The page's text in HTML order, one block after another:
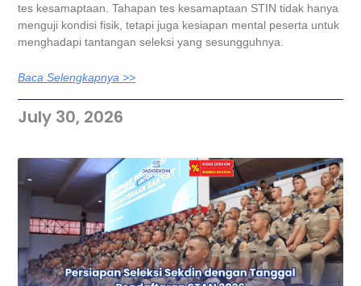
tes kesamaptaan. Tahapan tes kesamaptaan STIN tidak hanya
menguji kondisi fisik, tetapi juga kesiapan mental peserta untuk
menghadapi tantangan seleksi yang sesungguhnya.
Baca Selengkapnya >>
July 30, 2026